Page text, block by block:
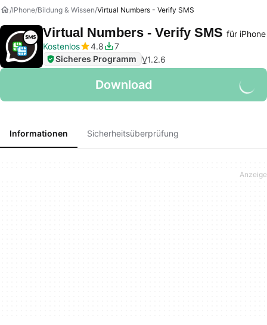
IPhone Bildung & Wissen Virtual Numbers - Verify SMS
Virtual Numbers - Verify SMS für iPhone
Kostenlos
4.8
7
Sicheres Programm V1.2.6
Download
Informationen Sicherheitsüberprüfung